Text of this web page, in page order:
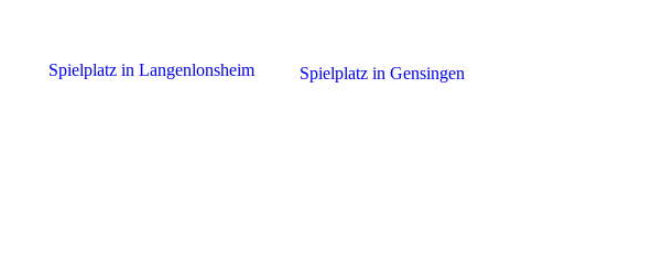
Spielplatz in Langenlonsheim Spielplatz in Gensingen